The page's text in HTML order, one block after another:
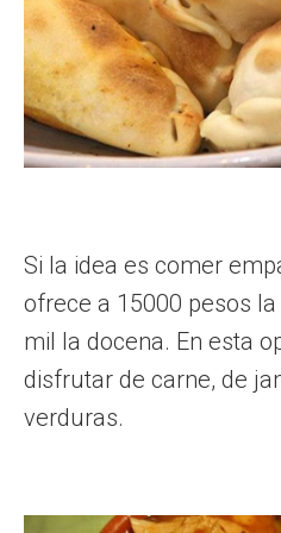
Si la idea es comer
ofrece a 15000 pesos
mil la docena. En esta
disfrutar de carne, de
verduras.